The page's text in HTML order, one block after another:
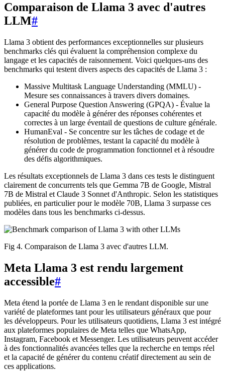
Comparaison de Llama 3 avec d'autres
LLM#
Llama 3 obtient des performances exceptionnelles sur plusieurs
benchmarks clés qui évaluent la compréhension complexe du
langage et les capacités de raisonnement. Voici quelques-uns des
benchmarks qui testent divers aspects des capacités de Llama 3 :
Massive Multitask Language Understanding (MMLU) -
Mesure ses connaissances à travers divers domaines.
General Purpose Question Answering (GPQA) - Évalue la
capacité du modèle à générer des réponses cohérentes et
correctes à un large éventail de questions de culture générale.
HumanEval - Se concentre sur les tâches de codage et de
résolution de problèmes, testant la capacité du modèle à
générer du code de programmation fonctionnel et à résoudre
des défis algorithmiques.
Les résultats exceptionnels de Llama 3 dans ces tests le distinguent
clairement de concurrents tels que Gemma 7B de Google, Mistral
7B de Mistral et Claude 3 Sonnet d'Anthropic. Selon les statistiques
publiées, en particulier pour le modèle 70B, Llama 3 surpasse ces
modèles dans tous les benchmarks ci-dessus.
Fig 4. Comparaison de Llama 3 avec d'autres LLM.
Meta Llama 3 est rendu largement
accessible#
Meta étend la portée de Llama 3 en le rendant disponible sur une
variété de plateformes tant pour les utilisateurs généraux que pour
les développeurs. Pour les utilisateurs quotidiens, Llama 3 est intégré
aux plateformes populaires de Meta telles que WhatsApp,
Instagram, Facebook et Messenger. Les utilisateurs peuvent accéder
à des fonctionnalités avancées telles que la recherche en temps réel
et la capacité de générer du contenu créatif directement au sein de
ces applications.